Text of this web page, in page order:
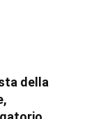
della